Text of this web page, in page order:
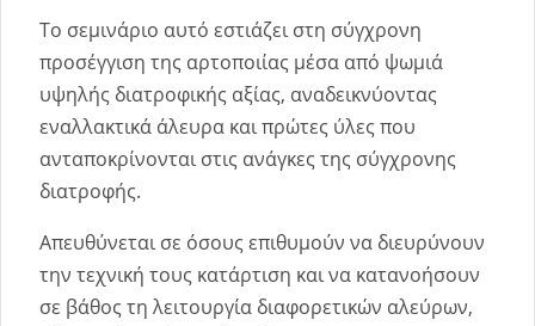
Το σεμινάριο αυτό εστιάζει στη σύγχρονη
προσέγγιση της αρτοποιίας μέσα από ψωμιά
υψηλής διατροφικής αξίας, αναδεικνύοντας
εναλλακτικά άλευρα και πρώτες ύλες που
ανταποκρίνονται στις ανάγκες της σύγχρονης
διατροφής.
Απευθύνεται σε όσους επιθυμούν να διευρύνουν
την τεχνική τους κατάρτιση και να κατανοήσουν
σε βάθος τη λειτουργία διαφορετικών αλεύρων,